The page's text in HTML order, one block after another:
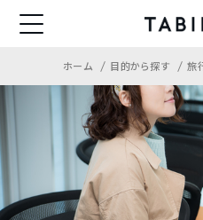
ホーム 目的から探す 旅